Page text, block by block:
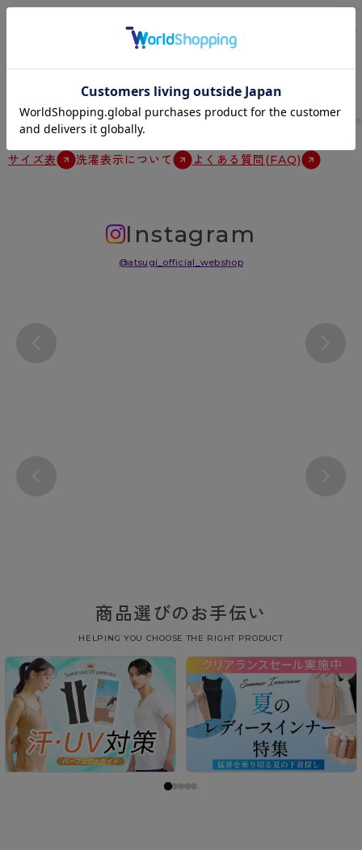
温度調節機能素材、吸放湿、アンダー折返し仕様、やわらかカップ、タ
グレス（洗濯表示直接プリント）
サイズ表 洗濯表示について よくある質問(FAQ)
Instagram
@atsugi_official_webshop
商品選びのお手伝い
HELPING YOU CHOOSE THE RIGHT PRODUCT